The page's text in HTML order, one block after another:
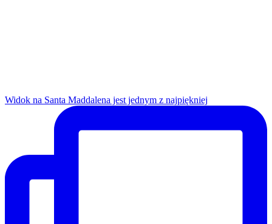
Widok na Santa Maddalena jest jednym z najpiękniej